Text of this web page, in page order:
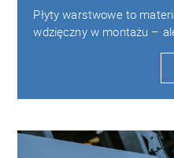
Płyty warstwowe to
wdzięczny w montażu –